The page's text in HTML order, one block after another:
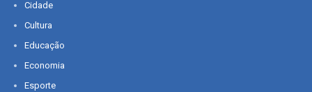
Cidade
Cultura
Educação
Economia
Esporte